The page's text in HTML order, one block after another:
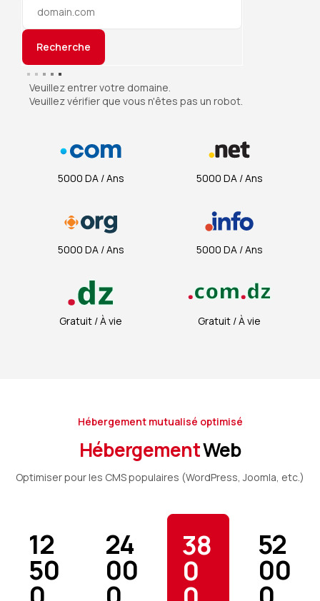
Recherche
Veuillez entrer votre domaine.
Veuillez vérifier que vous n'êtes pas un robot.
5000 DA / Ans 5000 DA / Ans
5000 DA / Ans 5000 DA / Ans
Gratuit / À vie Gratuit / À vie
Hébergement mutualisé optimisé
HébergementWeb
Optimiser pour les CMS populaires (WordPress, Joomla, etc.)
12
50
24
00
38
0
52
00